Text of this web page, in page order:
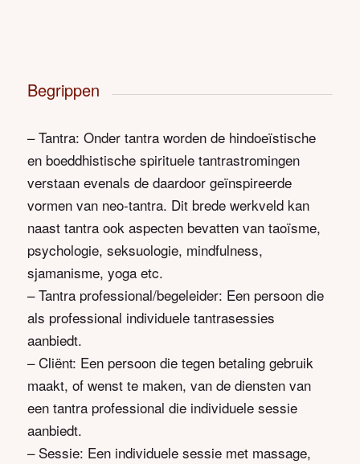
Begrippen
– Tantra: Onder tantra worden de hindoeïstische
en boeddhistische spirituele tantrastromingen
verstaan evenals de daardoor geïnspireerde
vormen van neo-tantra. Dit brede werkveld kan
naast tantra ook aspecten bevatten van taoïsme,
psychologie, seksuologie, mindfulness,
sjamanisme, yoga etc.
– Tantra professional/begeleider: Een persoon die
als professional individuele tantrasessies
aanbiedt.
– Cliënt: Een persoon die tegen betaling gebruik
maakt, of wenst te maken, van de diensten van
een tantra professional die individuele sessie
aanbiedt.
– Sessie: Een individuele sessie met massage,